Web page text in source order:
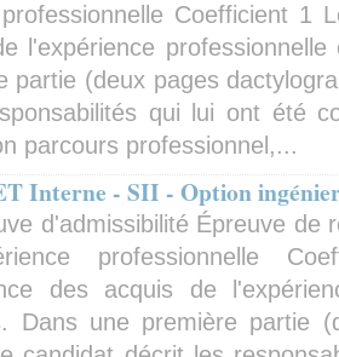
professionnelle Coefficient 1
l'expérience
partie (deux pages
qui lui ont été
parcours professionnel,...
Interne - SII - Option
d'admissibilité Épreuve de
professionnelle
des acquis de
Dans une première partie